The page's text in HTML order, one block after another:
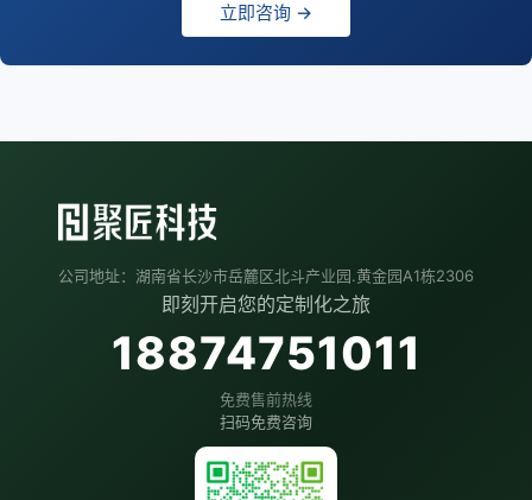
立即咨询 →
公司地址：湖南省长沙市岳麓区北斗产业园.黄金园A1栋2306
即刻开启您的定制化之旅
18874751011
免费售前热线
扫码免费咨询